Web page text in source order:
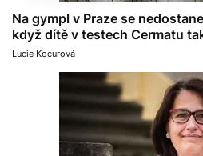
Na gympl v Praze se
když dítě v testech Cermatu
Lucie Kocurová